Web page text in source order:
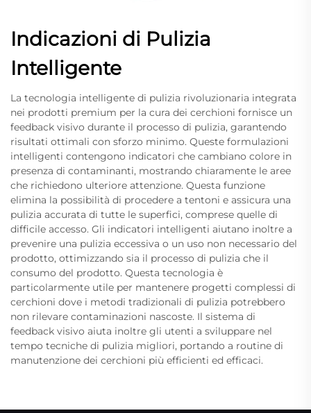
Indicazioni di Pulizia
Intelligente
La tecnologia intelligente di pulizia rivoluzionaria integrata
nei prodotti premium per la cura dei cerchioni fornisce un
feedback visivo durante il processo di pulizia, garantendo
risultati ottimali con sforzo minimo. Queste formulazioni
intelligenti contengono indicatori che cambiano colore in
presenza di contaminanti, mostrando chiaramente le aree
che richiedono ulteriore attenzione. Questa funzione
elimina la possibilità di procedere a tentoni e assicura una
pulizia accurata di tutte le superfici, comprese quelle di
difficile accesso. Gli indicatori intelligenti aiutano inoltre a
prevenire una pulizia eccessiva o un uso non necessario del
prodotto, ottimizzando sia il processo di pulizia che il
consumo del prodotto. Questa tecnologia è
particolarmente utile per mantenere progetti complessi di
cerchioni dove i metodi tradizionali di pulizia potrebbero
non rilevare contaminazioni nascoste. Il sistema di
feedback visivo aiuta inoltre gli utenti a sviluppare nel
tempo tecniche di pulizia migliori, portando a routine di
manutenzione dei cerchioni più efficienti ed efficaci.